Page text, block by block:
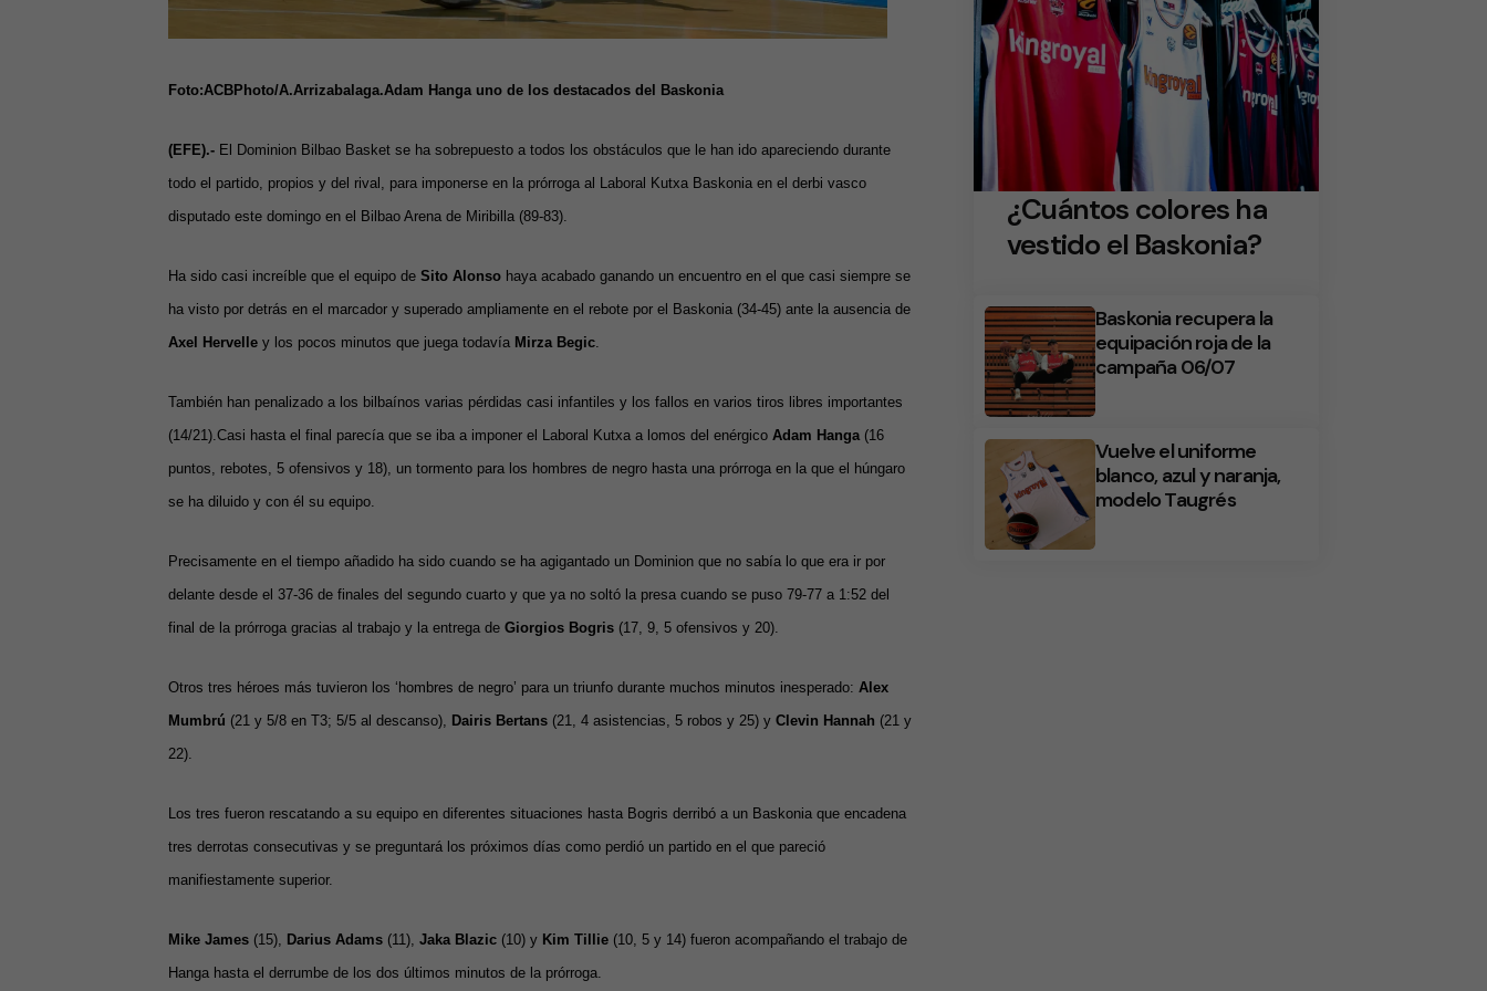
Foto:ACBPhoto/A.Arrizabalaga.Adam Hanga uno de los destacados del Baskonia
(EFE).- El Dominion Bilbao Basket se ha sobrepuesto a todos los obstáculos que le han ido apareciendo durante
todo el partido, propios y del rival, para imponerse en la prórroga al Laboral Kutxa Baskonia en el derbi vasco
disputado este domingo en el Bilbao Arena de Miribilla (89-83).
Ha sido casi increíble que el equipo de Sito Alonso haya acabado ganando un encuentro en el que casi siempre se
ha visto por detrás en el marcador y superado ampliamente en el rebote por el Baskonia (34-45) ante la ausencia de
Axel Hervelle y los pocos minutos que juega todavía Mirza Begic.
También han penalizado a los bilbaínos varias pérdidas casi infantiles y los fallos en varios tiros libres importantes
(14/21).Casi hasta el final parecía que se iba a imponer el Laboral Kutxa a lomos del enérgico Adam Hanga (16
puntos, rebotes, 5 ofensivos y 18), un tormento para los hombres de negro hasta una prórroga en la que el húngaro
se ha diluido y con él su equipo.
Precisamente en el tiempo añadido ha sido cuando se ha agigantado un Dominion que no sabía lo que era ir por
delante desde el 37-36 de finales del segundo cuarto y que ya no soltó la presa cuando se puso 79-77 a 1:52 del
final de la prórroga gracias al trabajo y la entrega de Giorgios Bogris (17, 9, 5 ofensivos y 20).
Otros tres héroes más tuvieron los ‘hombres de negro’ para un triunfo durante muchos minutos inesperado: Alex
Mumbrú (21 y 5/8 en T3; 5/5 al descanso), Dairis Bertans (21, 4 asistencias, 5 robos y 25) y Clevin Hannah (21 y
22).
Los tres fueron rescatando a su equipo en diferentes situaciones hasta Bogris derribó a un Baskonia que encadena
tres derrotas consecutivas y se preguntará los próximos días como perdió un partido en el que pareció
manifiestamente superior.
Mike James (15), Darius Adams (11), Jaka Blazic (10) y Kim Tillie (10, 5 y 14) fueron acompañando el trabajo de
Hanga hasta el derrumbe de los dos últimos minutos de la prórroga.
¿Cuántos colores ha
vestido el Baskonia?
Baskonia recupera la
equipación roja de la
campaña 06/07
Vuelve el uniforme
blanco, azul y naranja,
modelo Taugrés